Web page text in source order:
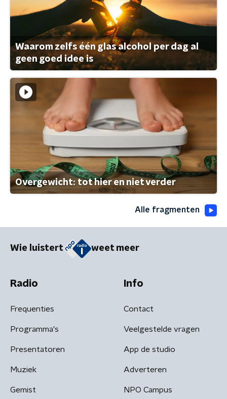
Waarom zelfs één glas alcohol per dag al
geen goed idee is
Overgewicht: tot hier en niet verder
Alle fragmenten
Wie luistert weet meer
Radio
Frequenties
Programma's
Presentatoren
Muziek
Gemist
Info
Contact
Veelgestelde vragen
App de studio
Adverteren
NPO Campus